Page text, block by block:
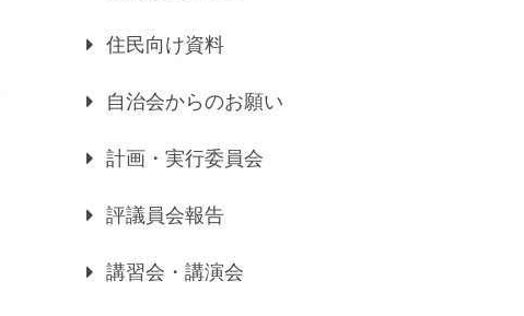
住民向け資料
自治会からのお願い
計画・実行委員会
評議員会報告
講習会・講演会